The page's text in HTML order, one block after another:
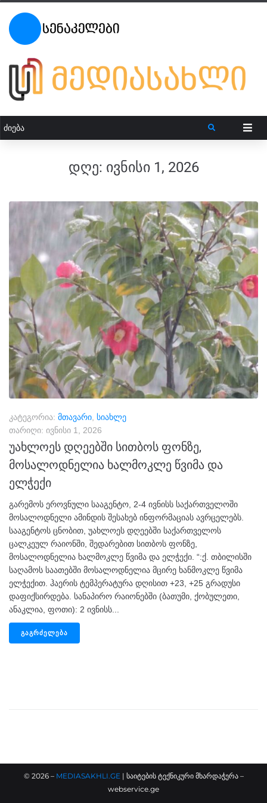
დღე: ივნისი 1, 2026
კატეგორია: მთავარი სიახლე
თარიღი: ივნისი 1, 2026
უახლოეს დღეებში სითბოს ფონზე,
მოსალოდნელია ხალმოკლე წვიმა და
ელჭექი
გარემოს ეროვნული სააგენტო, 2-4 ივნისს საქართველოში
მოსალოდნელი ამინდის შესახებ ინფორმაციას ავრცელებს.
სააგენტოს ცნობით, უახლოეს დღეებში საქართველოს
ცალკეულ რაიონში, შედარებით სითბოს ფონზე,
მოსალოდნელია ხალმოკლე წვიმა და ელჭექი. “:ქ. თბილისში
საღამოს საათებში მოსალოდნელია მცირე ხანმოკლე წვიმა
ელჭექით. ჰაერის ტემპერატურა დღისით +23, +25 გრადუსი
დაფიქსირდება. სანაპირო რაიონებში (ბათუმი, ქობულეთი,
ანაკლია, ფოთი): 2 ივნისს...
ᲒᲐᲒᲠᲫᲔᲚᲔᲑᲐ
© 2026– MEDIASAKHLI.GE | საიტების ტექნიკური მხარდაჭერა –
webservice.ge